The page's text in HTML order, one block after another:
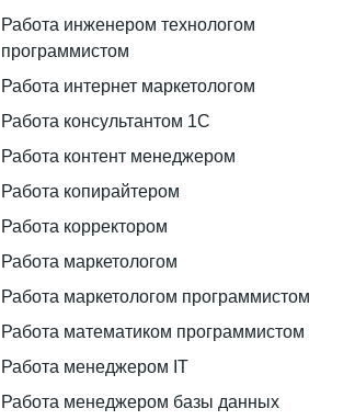
Работа инженером технологом
программистом
Работа интернет маркетологом
Работа консультантом 1С
Работа контент менеджером
Работа копирайтером
Работа корректором
Работа маркетологом
Работа маркетологом программистом
Работа математиком программистом
Работа менеджером IT
Работа менеджером базы данных